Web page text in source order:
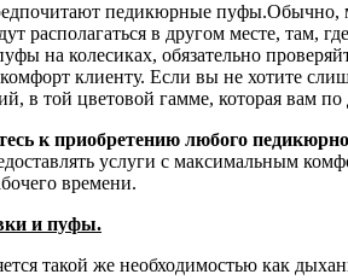
педикюрные пуфы.Обычно,
располагаться в другом месте, там,
на колесиках, обязательно
клиенту. Если вы не хотите
в той цветовой гамме, которая вам
к приобретению любого
услуги с максимальным
времени.
и пуфы.
такой же необходимостью как